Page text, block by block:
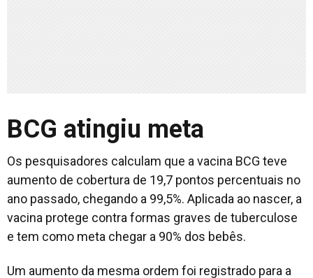
BCG atingiu meta
Os pesquisadores calculam que a vacina BCG teve
aumento de cobertura de 19,7 pontos percentuais no
ano passado, chegando a 99,5%. Aplicada ao nascer, a
vacina protege contra formas graves de tuberculose
e tem como meta chegar a 90% dos bebês.
Um aumento da mesma ordem foi registrado para a